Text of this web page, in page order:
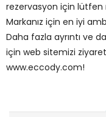
rezervasyon için lütfen
Markanız için en iyi
Daha fazla ayrıntı ve
için web sitemizi
www.eccody.com!